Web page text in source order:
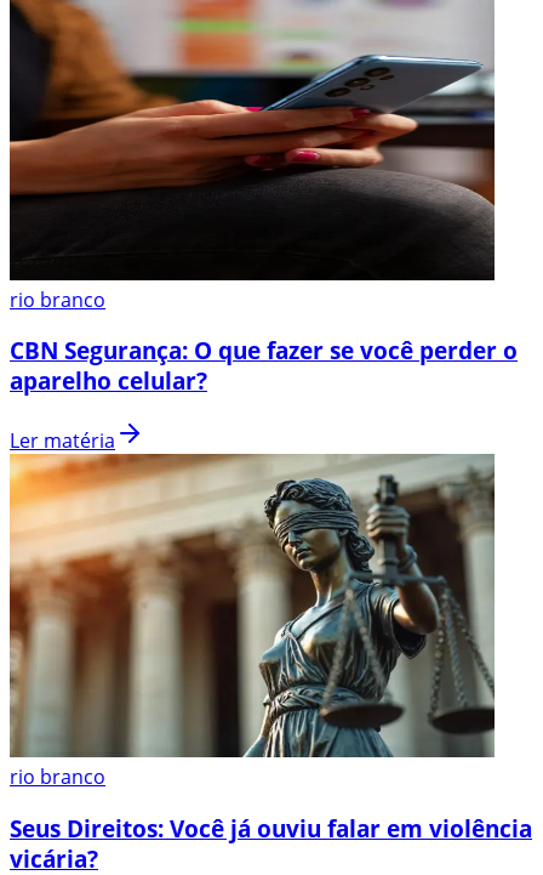
rio branco
CBN Segurança: O que fazer se você perder o
aparelho celular?
Ler matéria
rio branco
Seus Direitos: Você já ouviu falar em violência
vicária?